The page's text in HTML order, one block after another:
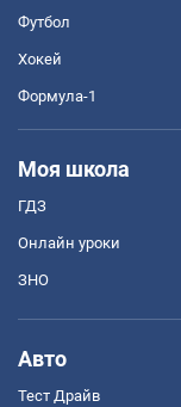
Футбол
Хокей
Формула-1
Моя школа
ГДЗ
Онлайн уроки
ЗНО
Авто
Тест Драйв